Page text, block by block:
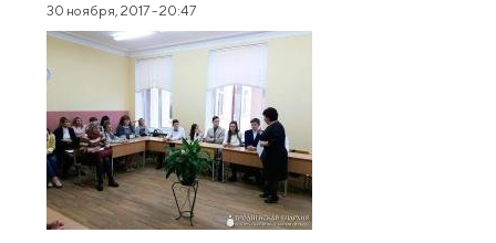
30 ноября, 2017 - 20:47